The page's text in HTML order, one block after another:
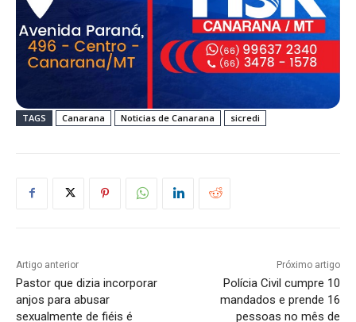
TAGS Canarana Noticias de Canarana sicredi
Artigo anterior
Pastor que dizia incorporar
anjos para abusar
sexualmente de fiéis é
Próximo artigo
Polícia Civil cumpre 10
mandados e prende 16
pessoas no mês de